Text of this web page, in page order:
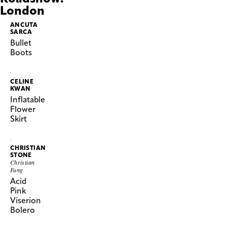
London
ANCUTA
SARCA
Bullet
Boots
CELINE
KWAN
Inflatable
Flower
Skirt
CHRISTIAN
STONE
Christian
Fung
Acid
Pink
Viserion
Bolero